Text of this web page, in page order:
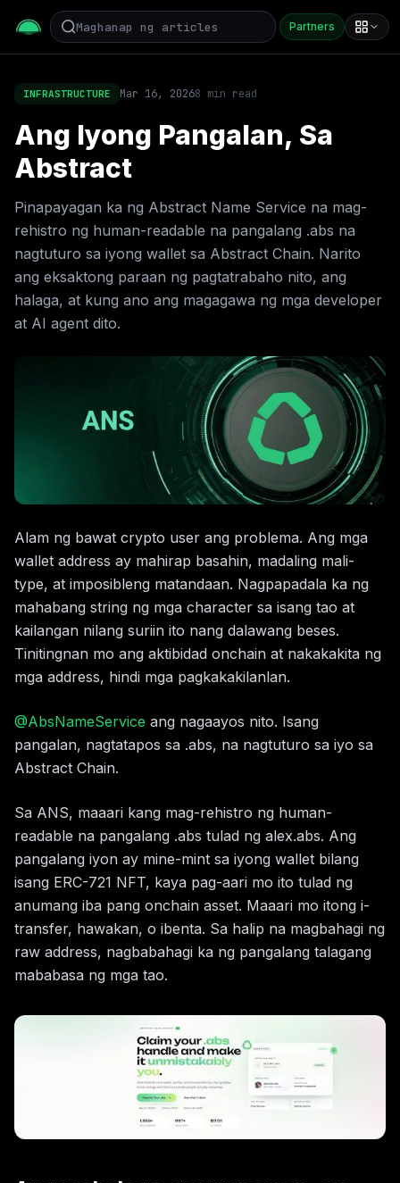
Partners
INFRASTRUCTURE Mar 16, 20268 min read
Ang Iyong Pangalan, Sa
Abstract
Pinapayagan ka ng Abstract Name Service na mag-
rehistro ng human-readable na pangalang .abs na
nagtuturo sa iyong wallet sa Abstract Chain. Narito
ang eksaktong paraan ng pagtatrabaho nito, ang
halaga, at kung ano ang magagawa ng mga developer
at AI agent dito.
Alam ng bawat crypto user ang problema. Ang mga
wallet address ay mahirap basahin, madaling mali-
type, at imposibleng matandaan. Nagpapadala ka ng
mahabang string ng mga character sa isang tao at
kailangan nilang suriin ito nang dalawang beses.
Tinitingnan mo ang aktibidad onchain at nakakakita ng
mga address, hindi mga pagkakakilanlan.
@AbsNameService ang nagaayos nito. Isang
pangalan, nagtatapos sa .abs, na nagtuturo sa iyo sa
Abstract Chain.
Sa ANS, maaari kang mag-rehistro ng human-
readable na pangalang .abs tulad ng alex.abs. Ang
pangalang iyon ay mine-mint sa iyong wallet bilang
isang ERC-721 NFT, kaya pag-aari mo ito tulad ng
anumang iba pang onchain asset. Maaari mo itong i-
transfer, hawakan, o ibenta. Sa halip na magbahagi ng
raw address, nagbabahagi ka ng pangalang talagang
mababasa ng mga tao.